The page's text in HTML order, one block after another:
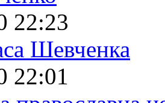
22:23
Шевченка
22:01